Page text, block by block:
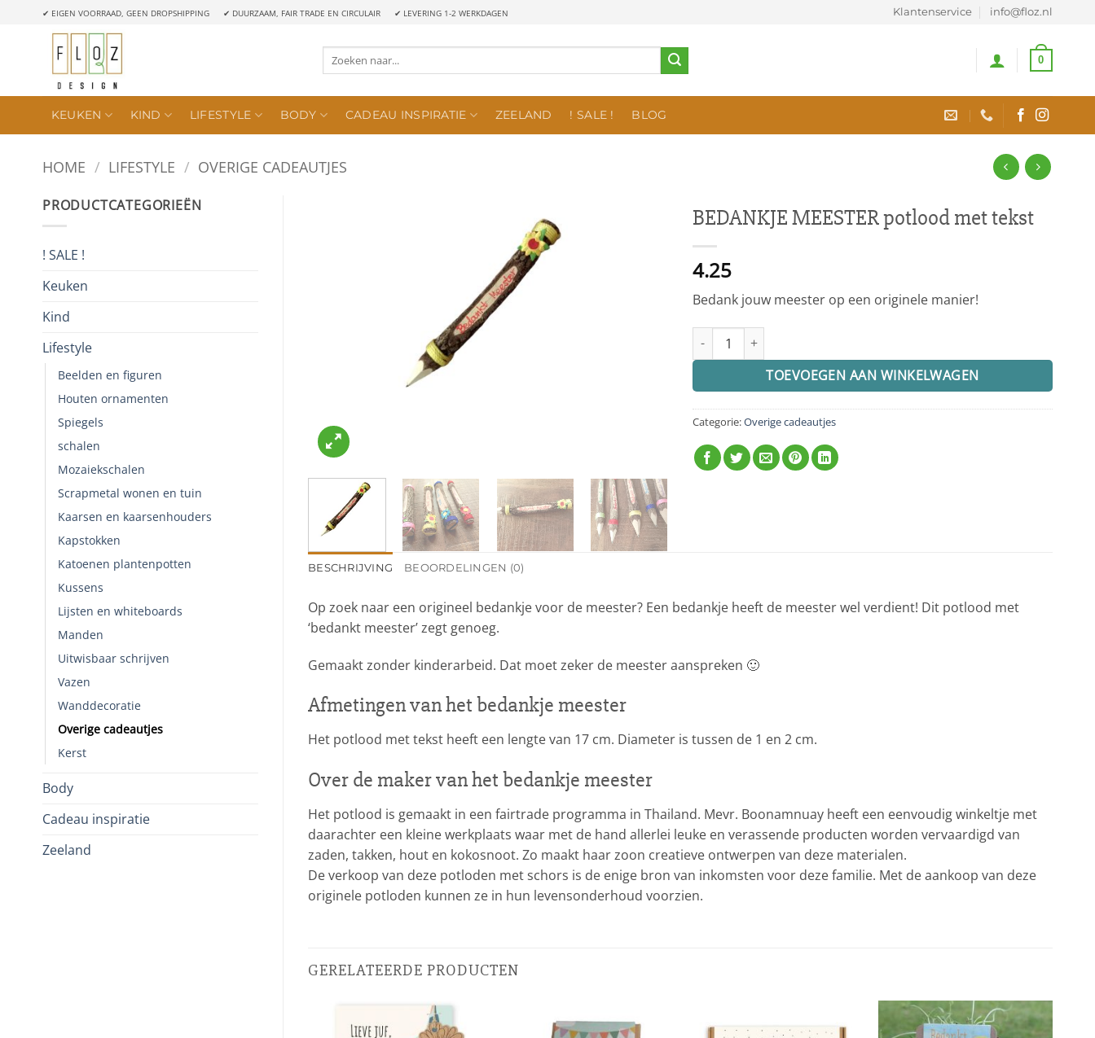
✔ EIGEN VOORRAAD, GEEN DROPSHIPPING ✔ DUURZAAM, FAIR TRADE EN CIRCULAIR ✔ LEVERING 1-2 WERKDAGEN Klantenservice info@floz.nl
Zoeken
0
KEUKEN KIND LIFESTYLE BODY CADEAU INSPIRATIE ZEELAND ! SALE ! BLOG
HOME / LIFESTYLE / OVERIGE CADEAUTJES
PRODUCTCATEGORIEËN
! SALE !
Keuken
Kind
Lifestyle
Beelden en figuren
Houten ornamenten
Spiegels
schalen
Mozaiekschalen
Scrapmetal wonen en tuin
Kaarsen en kaarsenhouders
Kapstokken
Katoenen plantenpotten
Kussens
Lijsten en whiteboards
Manden
Uitwisbaar schrijven
Vazen
Wanddecoratie
Overige cadeautjes
Kerst
Body
Cadeau inspiratie
Zeeland
BEDANKJE MEESTER potlood met tekst
4.25
Bedank jouw meester op een originele manier!
BEDANKJE MEESTER potlood met tekst aantal
TOEVOEGEN AAN WINKELWAGEN
Categorie:Overige cadeautjes
BESCHRIJVING BEOORDELINGEN (0)
Op zoek naar een origineel bedankje voor de meester? Een bedankje heeft de meester wel verdient! Dit potlood met
‘bedankt meester’ zegt genoeg.
Gemaakt zonder kinderarbeid. Dat moet zeker de meester aanspreken 🙂
Afmetingen van het bedankje meester
Het potlood met tekst heeft een lengte van 17 cm. Diameter is tussen de 1 en 2 cm.
Over de maker van het bedankje meester
Het potlood is gemaakt in een fairtrade programma in Thailand. Mevr. Boonamnuay heeft een eenvoudig winkeltje met
daarachter een kleine werkplaats waar met de hand allerlei leuke en verassende producten worden vervaardigd van
zaden, takken, hout en kokosnoot. Zo maakt haar zoon creatieve ontwerpen van deze materialen.
De verkoop van deze potloden met schors is de enige bron van inkomsten voor deze familie. Met de aankoop van deze
originele potloden kunnen ze in hun levensonderhoud voorzien.
GERELATEERDE PRODUCTEN